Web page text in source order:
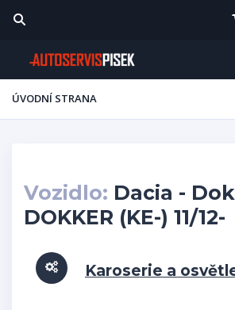
ÚVODNÍ STRANA
Vozidlo: Dacia -
DOKKER (KE-) 11/12-
Karoserie a